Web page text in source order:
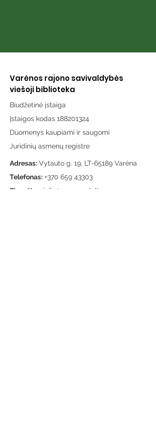
Varėnos rajono savivaldybės
viešoji biblioteka
Biudžetinė įstaiga
Įstaigos kodas 188201324
Duomenys kaupiami ir saugomi
Juridinių asmenų registre
Adresas: Vytauto g. 19, LT-65189 Varėna
Telefonas: +370 659 43303
El. paštas:
info@varenosvb.lt